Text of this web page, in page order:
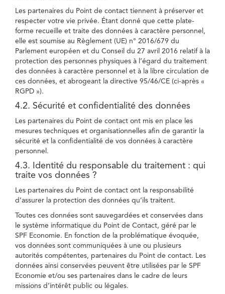
Les partenaires du Point de contact tiennent à préserver et
respecter votre vie privée. Étant donné que cette plate-
forme recueille et traite des données à caractère personnel,
elle est soumise au Règlement (UE) n° 2016/679 du
Parlement européen et du Conseil du 27 avril 2016 relatif à la
protection des personnes physiques à l’égard du traitement
des données à caractère personnel et à la libre circulation de
ces données, et abrogeant la directive 95/46/CE (ci-après «
RGPD »).
4.2. Sécurité et confidentialité des données
Les partenaires du Point de contact ont mis en place les
mesures techniques et organisationnelles afin de garantir la
sécurité et la confidentialité de vos données à caractère
personnel.
4.3. Identité du responsable du traitement : qui
traite vos données ?
Les partenaires du Point de contact ont la responsabilité
d’assurer la protection des données qu’ils traitent.
Toutes ces données sont sauvegardées et conservées dans
le système informatique du Point de Contact, géré par le
SPF Economie. En fonction de la problématique évoquée,
vos données sont communiquées à une ou plusieurs
autorités compétentes, partenaires du Point de contact. Les
données ainsi conservées peuvent être utilisées par le SPF
Economie et/ou ses partenaires dans le cadre de leurs
missions d’intérêt public ou légales.